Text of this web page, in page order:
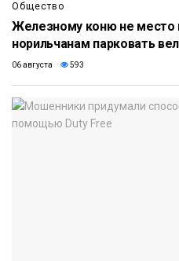
Общество
Железному коню не место
норильчанам парковать
06 августа 593